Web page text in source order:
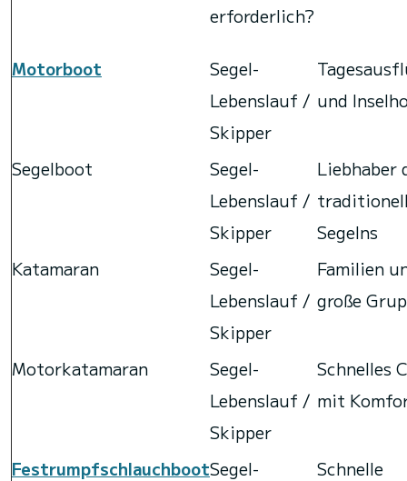
erforderlich?
Motorboot
Segel-
Lebenslauf /
Skipper
und
Segelboot
Segel-
Lebenslauf /
Skipper
Liebhaber
Segelns
Katamaran
Segel-
Lebenslauf /
Skipper
Familien
große
Motorkatamaran
Segel-
Lebenslauf /
Skipper
Schnelles
mit
FestrumpfschlauchbootSegel-
Schnelle